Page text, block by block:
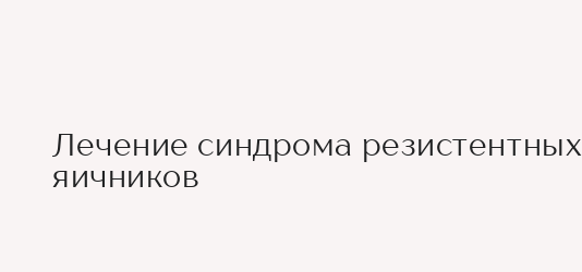
Лечение синдрома резистентных
яичников